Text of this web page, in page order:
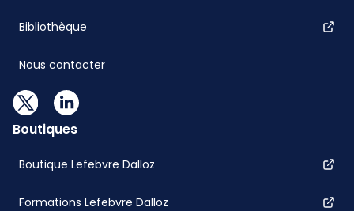
Bibliothèque
Nous contacter
Boutiques
Boutique Lefebvre Dalloz
Formations Lefebvre Dalloz